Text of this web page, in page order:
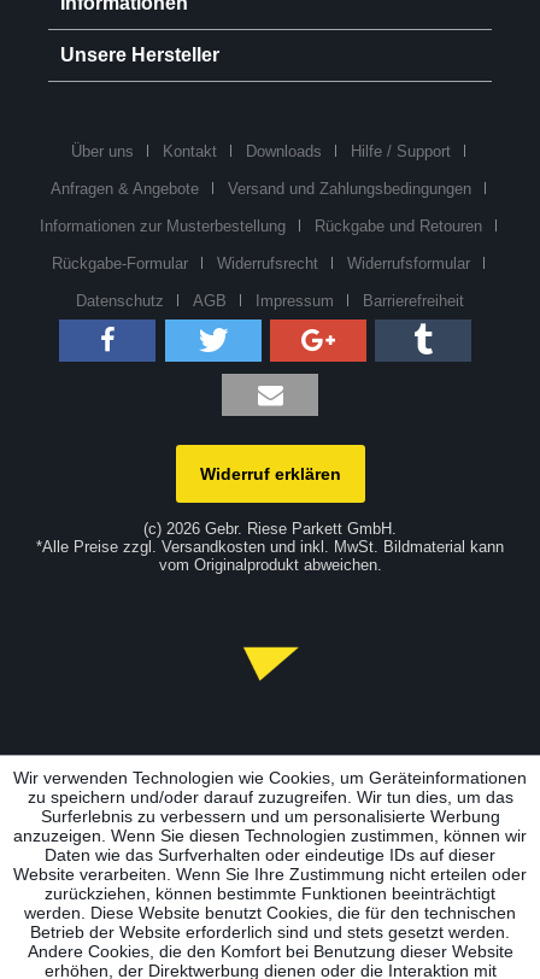
Unsere Hersteller
Über uns Kontakt Downloads Hilfe / Support
Anfragen & Angebote Versand und Zahlungsbedingungen
Informationen zur Musterbestellung Rückgabe und Retouren
Rückgabe-Formular Widerrufsrecht Widerrufsformular
Datenschutz AGB Impressum Barrierefreiheit
Widerruf erklären
(c) 2026 Gebr. Riese Parkett GmbH.
*Alle Preise zzgl. Versandkosten und inkl. MwSt. Bildmaterial kann
vom Originalprodukt abweichen.
Wir verwenden Technologien wie Cookies, um Geräteinformationen
zu speichern und/oder darauf zuzugreifen. Wir tun dies, um das
Surferlebnis zu verbessern und um personalisierte Werbung
anzuzeigen. Wenn Sie diesen Technologien zustimmen, können wir
Daten wie das Surfverhalten oder eindeutige IDs auf dieser
Website verarbeiten. Wenn Sie Ihre Zustimmung nicht erteilen oder
zurückziehen, können bestimmte Funktionen beeinträchtigt
werden. Diese Website benutzt Cookies, die für den technischen
Betrieb der Website erforderlich sind und stets gesetzt werden.
Andere Cookies, die den Komfort bei Benutzung dieser Website
erhöhen, der Direktwerbung dienen oder die Interaktion mit